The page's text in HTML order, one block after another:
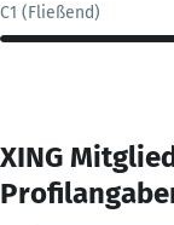
C1 (Fließend)
XING